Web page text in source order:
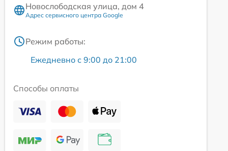
Новослободская улица, дом 4
Адрес сервисного центра Google
Режим работы:
Ежедневно с 9:00 до 21:00
Способы оплаты